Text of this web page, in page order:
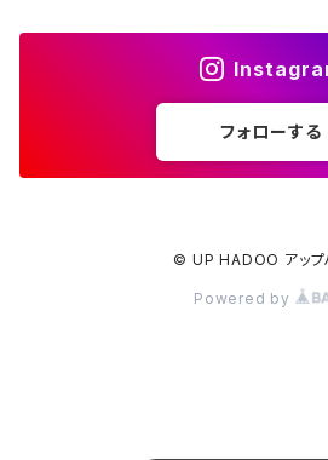
フォローする
© UP HADOO アップ
Powered by